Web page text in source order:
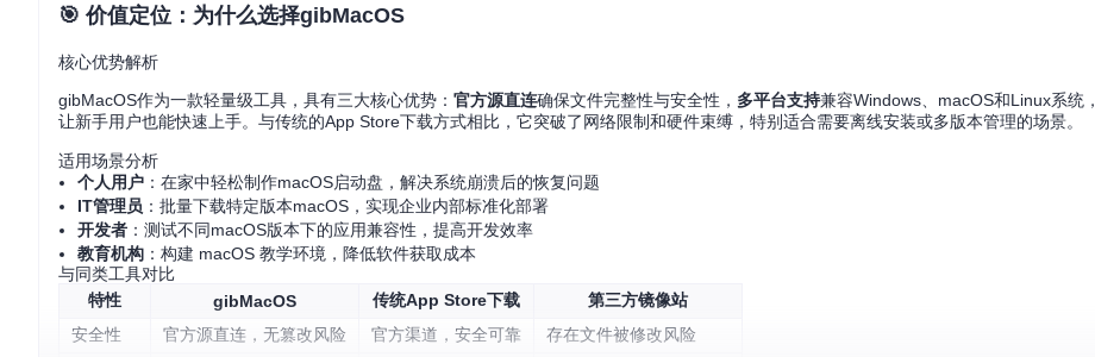
🎯 价值定位：为什么选择gibMacOS
核心优势解析
gibMacOS作为一款轻量级工具，具有三大核心优势： 官方源直连确保文件完整性与安全性， 多平台支持兼容Windows、macOS和Linux系统，
让新手用户也能快速上手。与传统的App Store下载方式相比，它突破了网络限制和硬件束缚，特别适合需要离线安装或多版本管理的场景。
适用场景分析
个人用户 ：在家中轻松制作macOS启动盘，解决系统崩溃后的恢复问题
IT管理员 ：批量下载特定版本macOS，实现企业内部标准化部署
开发者 ：测试不同macOS版本下的应用兼容性，提高开发效率
教育机构 ：构建 macOS 教学环境，降低软件获取成本
与同类工具对比
特性
gibMacOS 传统App Store下载
第三方镜像站
安全性
官方源直连，无篡改风险 官方渠道，安全可靠
存在文件被修改风险